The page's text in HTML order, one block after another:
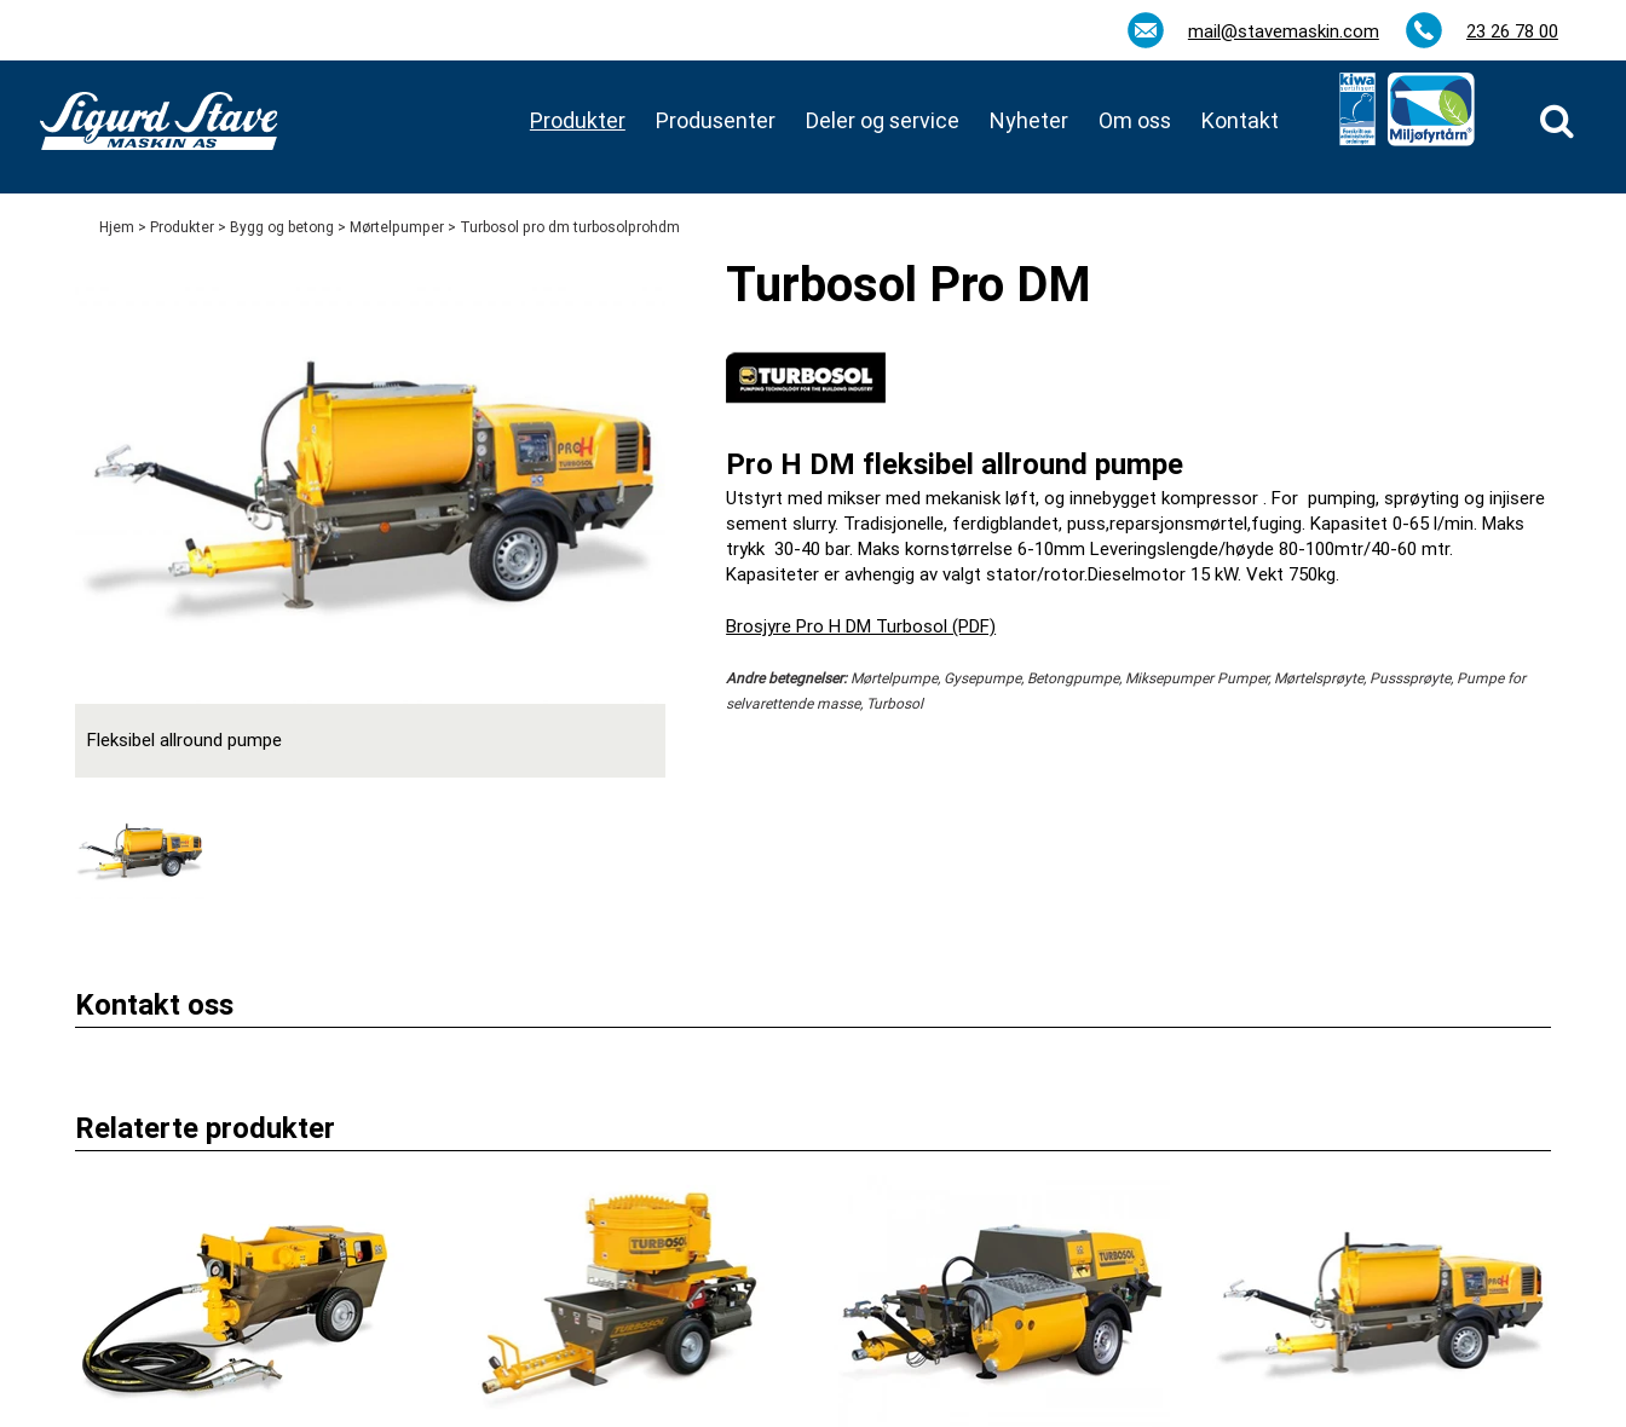
mail@stavemaskin.com 23 26 78 00
Produkter Produsenter Deler og service Nyheter Om oss Kontakt
Hjem > Produkter > Bygg og betong > Mørtelpumper > Turbosol pro dm turbosolprohdm
Fleksibel allround pumpe
Turbosol Pro DM
Pro H DM fleksibel allround pumpe
Utstyrt med mikser med mekanisk løft, og innebygget kompressor . For pumping, sprøyting og injisere
sement slurry. Tradisjonelle, ferdigblandet, puss,reparsjonsmørtel,fuging. Kapasitet 0-65 l/min. Maks
trykk 30-40 bar. Maks kornstørrelse 6-10mm Leveringslengde/høyde 80-100mtr/40-60 mtr.
Kapasiteter er avhengig av valgt stator/rotor.Dieselmotor 15 kW. Vekt 750kg.
Brosjyre Pro H DM Turbosol (PDF)
Andre betegnelser:Mørtelpumpe, Gysepumpe, Betongpumpe, Miksepumper Pumper, Mørtelsprøyte, Pusssprøyte, Pumpe for
selvarettende masse, Turbosol
Kontakt oss
Relaterte produkter